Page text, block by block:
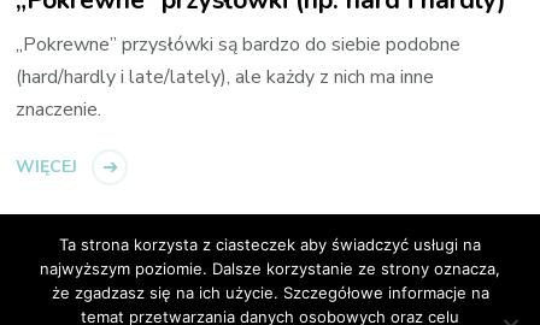
„Pokrewne” przysłówki są bardzo do siebie podobne
(hard/hardly i late/lately), ale każdy z nich ma inne
znaczenie.
WIĘCEJ
Ta strona korzysta z ciasteczek aby świadczyć usługi na
najwyższym poziomie. Dalsze korzystanie ze strony oznacza,
że zgadzasz się na ich użycie. Szczegółowe informacje na
temat przetwarzania danych osobowych oraz celu